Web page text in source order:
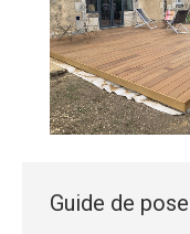
Guide de